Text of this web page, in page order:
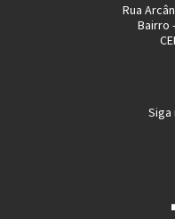
Rua
Bairro
Siga